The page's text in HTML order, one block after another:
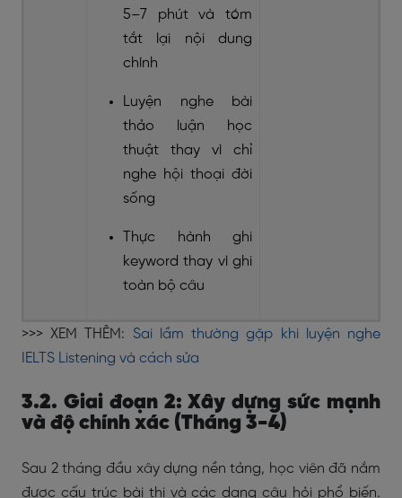
5–7 phút và tóm
tắt lại nội dung
chính
Luyện nghe bài
thảo luận học
thuật thay vì chỉ
nghe hội thoại đời
sống
Thực hành ghi
keyword thay vì ghi
toàn bộ câu
>>> XEM THÊM: Sai lầm thường gặp khi luyện nghe
IELTS Listening và cách sửa
3.2. Giai đoạn 2: Xây dựng sức mạnh
và độ chính xác (Tháng 3-4)
Sau 2 tháng đầu xây dựng nền tảng, học viên đã nắm
được cấu trúc bài thi và các dạng câu hỏi phổ biến.